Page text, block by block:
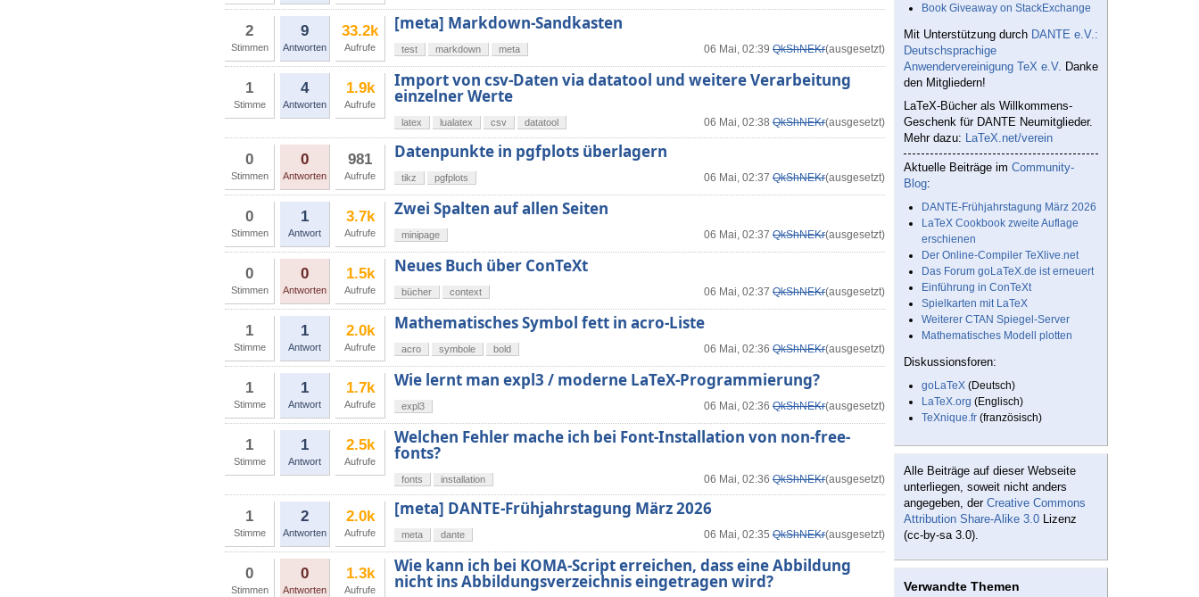
2
Stimmen
9
Antworten
33.2k
Aufrufe
[meta] Markdown-Sandkasten
06 Mai, 02:39 QkShNEKr(ausgesetzt)
test markdown meta
1
Stimme
4
Antworten
1.9k
Aufrufe
Import von csv-Daten via datatool und weitere Verarbeitung
einzelner Werte
06 Mai, 02:38 QkShNEKr(ausgesetzt)
latex lualatex csv datatool
0
Stimmen
0
Antworten
981
Aufrufe
Datenpunkte in pgfplots überlagern
06 Mai, 02:37 QkShNEKr(ausgesetzt)
tikz pgfplots
0
Stimmen
1
Antwort
3.7k
Aufrufe
Zwei Spalten auf allen Seiten
06 Mai, 02:37 QkShNEKr(ausgesetzt)
minipage
0
Stimmen
0
Antworten
1.5k
Aufrufe
Neues Buch über ConTeXt
06 Mai, 02:37 QkShNEKr(ausgesetzt)
bücher context
1
Stimme
1
Antwort
2.0k
Aufrufe
Mathematisches Symbol fett in acro-Liste
06 Mai, 02:36 QkShNEKr(ausgesetzt)
acro symbole bold
1
Stimme
1
Antwort
1.7k
Aufrufe
Wie lernt man expl3 / moderne LaTeX-Programmierung?
06 Mai, 02:36 QkShNEKr(ausgesetzt)
expl3
1
Stimme
1
Antwort
2.5k
Aufrufe
Welchen Fehler mache ich bei Font-Installation von non-free-
fonts?
06 Mai, 02:36 QkShNEKr(ausgesetzt)
fonts installation
1
Stimme
2
Antworten
2.0k
Aufrufe
[meta] DANTE-Frühjahrstagung März 2026
06 Mai, 02:35 QkShNEKr(ausgesetzt)
meta dante
0
Stimmen
0
Antworten
1.3k
Aufrufe
Wie kann ich bei KOMA-Script erreichen, dass eine Abbildung
nicht ins Abbildungsverzeichnis eingetragen wird?
Book Giveaway on StackExchange
Mit Unterstützung durch DANTE e.V.:
Deutschsprachige
Anwendervereinigung TeX e.V. Danke
den Mitgliedern!
LaTeX-Bücher als Willkommens-
Geschenk für DANTE Neumitglieder.
Mehr dazu: LaTeX.net/verein
Aktuelle Beiträge im Community-
Blog:
DANTE-Frühjahrstagung März 2026
LaTeX Cookbook zweite Auflage
erschienen
Der Online-Compiler TeXlive.net
Das Forum goLaTeX.de ist erneuert
Einführung in ConTeXt
Spielkarten mit LaTeX
Weiterer CTAN Spiegel-Server
Mathematisches Modell plotten
Diskussionsforen:
goLaTeX (Deutsch)
LaTeX.org (Englisch)
TeXnique.fr (französisch)
Alle Beiträge auf dieser Webseite
unterliegen, soweit nicht anders
angegeben, der Creative Commons
Attribution Share-Alike 3.0 Lizenz
(cc-by-sa 3.0).
Verwandte Themen